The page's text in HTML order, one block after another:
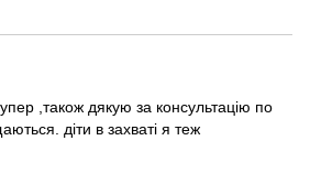
,також дякую за консультацію по
діти в захваті я теж